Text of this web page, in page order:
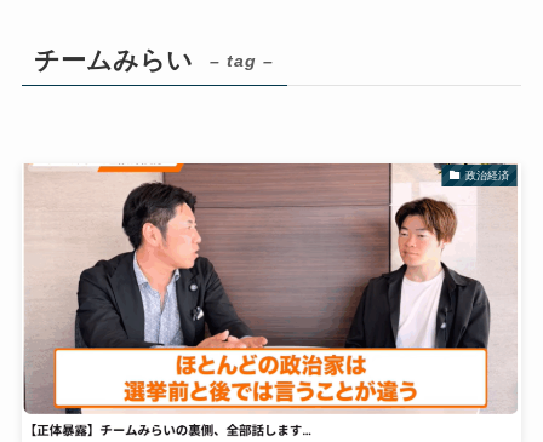
チームみらい – tag –
政治経済